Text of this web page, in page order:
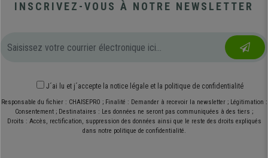
INSCRIVEZ-VOUS À NOTRE NEWSLETTER
J´ai lu et j´accepte la notice légale et la politique de confidentialité
Responsable du fichier : CHAISEPRO ; Finalité : Demander à recevoir la newsletter ; Légitimation :
Consentement ; Destinataires : Les données ne seront pas communiquées à des tiers ;
Droits : Accès, rectification, suppression des données ainsi que le reste des droits expliqués
dans notre politique de confidentialité.